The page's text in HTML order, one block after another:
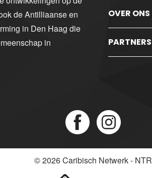
de Antilliaanse en
in Den Haag die
in
OVER ONS
PARTNERS
© 2026Caribisch Netwerk - NTR